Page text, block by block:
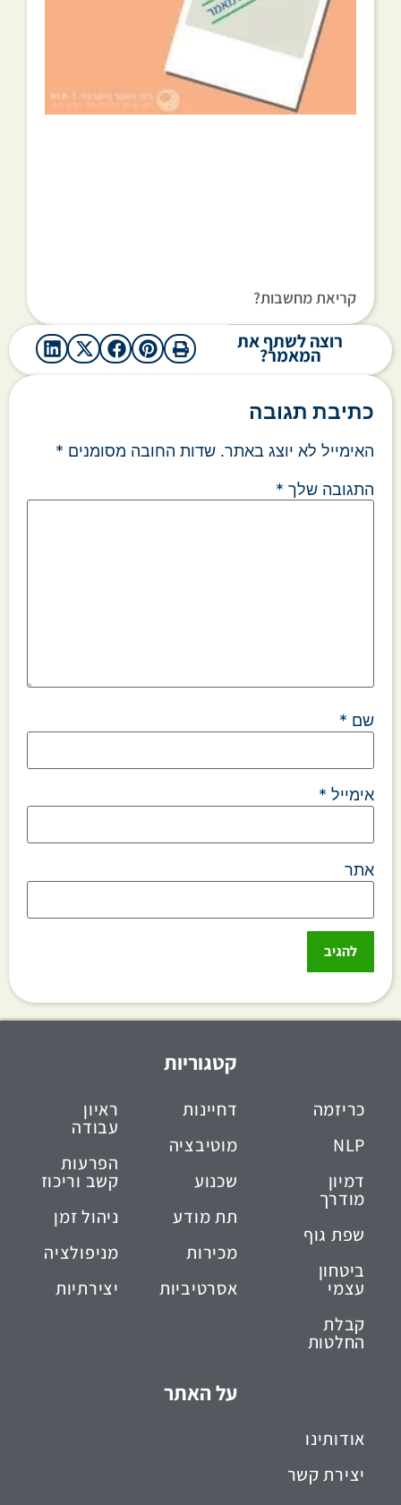
קריאת מחשבות?
רוצה לשתף את
המאמר?
כתיבת תגובה
האימייל לא יוצג באתר. שדות החובה מסומנים *
התגובה שלך *
שם *
אימייל *
אתר
קטגוריות
כריזמה
NLP
דמיון
מודרך
שפת גוף
ביטחון
עצמי
קבלת
החלטות
דחיינות
מוטיבציה
שכנוע
תת מודע
מכירות
אסרטיביות
ראיון
עבודה
הפרעות
קשב וריכוז
ניהול זמן
מניפולציה
יצירתיות
על האתר
אודותינו
יצירת קשר